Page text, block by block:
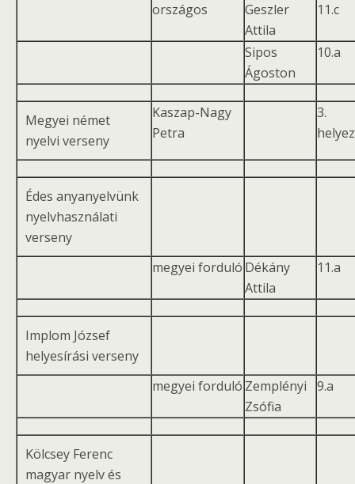
országos
Geszler
Attila
11.c
Sipos
Ágoston
10.a
Megyei német
nyelvi verseny
Kaszap-Nagy
Petra
3.
Édes anyanyelvünk
nyelvhasználati
verseny
megyei forduló Dékány
Attila
11.a
Implom József
helyesírási verseny
megyei forduló Zemplényi
Zsófia
9.a
Kölcsey Ferenc
magyar nyelv és